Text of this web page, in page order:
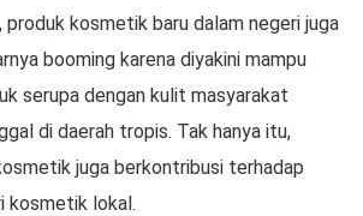
produk kosmetik baru dalam negeri juga
booming karena diyakini mampu
serupa dengan kulit masyarakat
di daerah tropis. Tak hanya itu,
juga berkontribusi terhadap
kosmetik lokal.